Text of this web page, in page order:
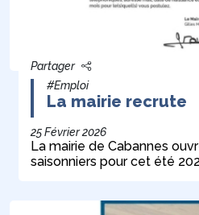
Partager
#Emploi
La mairie recrute
25 Février 2026
La mairie de Cabannes
saisonniers pour cet été